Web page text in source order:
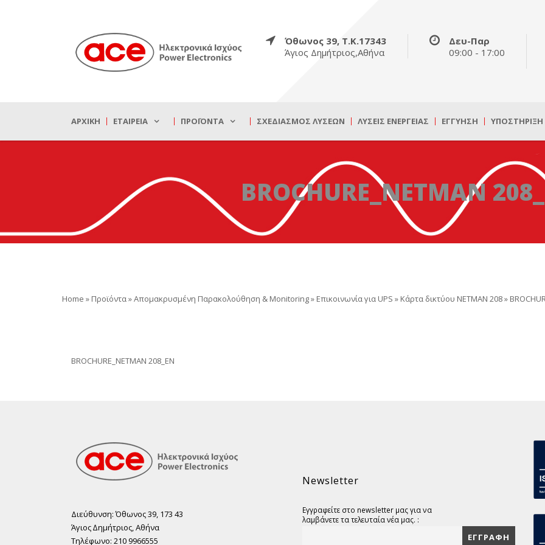
Όθωνος 39, Τ.Κ.17343
Άγιος Δημήτριος,Αθήνα
Δευ-Παρ
09:00 - 17:00
ΑΡΧΙΚΉ ΕΤΑΙΡΕΊΑ ΠΡΟΪΌΝΤΑ ΣΧΕΔΙΑΣΜΌΣ ΛΎΣΕΩΝ ΛΎΣΕΙΣ ΕΝΈΡΓΕΙΑΣ ΕΓΓΎΗΣΗ ΥΠΟΣΤΉΡΙΞΗ
BROCHURE_NETMAN
Home » Προϊόντα»Απομακρυσμένη Παρακολούθηση & Monitoring» Επικοινωνία για UPS » Κάρτα δικτύου NETMAN 208»
BROCHURE_NETMAN 208_EN
Διεύθυνση: Όθωνος 39, 173 43
Άγιος ∆ηµήτριος, Αθήνα
Τηλέφωνο: 210 9966555
Newsletter
Εγγραφείτε στο newsletter μας για να
λαμβάνετε τα τελευταία νέα μας. :